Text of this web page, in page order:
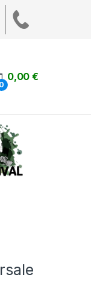
0
0,00€